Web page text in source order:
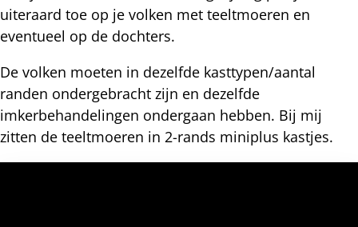
uiteraard toe op je volken met teeltmoeren en
eventueel op de dochters.
De volken moeten in dezelfde kasttypen/aantal
randen ondergebracht zijn en dezelfde
imkerbehandelingen ondergaan hebben. Bij mij
zitten de teeltmoeren in 2-rands miniplus kastjes.